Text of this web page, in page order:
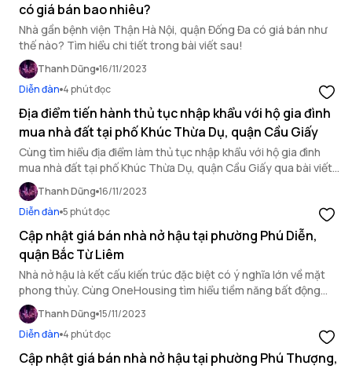
có giá bán bao nhiêu?
Nhà gần bệnh viện Thận Hà Nội, quận Đống Đa có giá bán như
thế nào? Tìm hiểu chi tiết trong bài viết sau!
Thanh Dũng 16/11/2023
Diễn đàn 4 phút đọc
Địa điểm tiến hành thủ tục nhập khẩu với hộ gia đình
mua nhà đất tại phố Khúc Thừa Dụ, quận Cầu Giấy
Cùng tìm hiểu địa điểm làm thủ tục nhập khẩu với hộ gia đình
mua nhà đất tại phố Khúc Thừa Dụ, quận Cầu Giấy qua bài viết
dưới đây.
Thanh Dũng 16/11/2023
Diễn đàn 5 phút đọc
Cập nhật giá bán nhà nở hậu tại phường Phú Diễn,
quận Bắc Từ Liêm
Nhà nở hậu là kết cấu kiến trúc đặc biệt có ý nghĩa lớn về mặt
phong thủy. Cùng OneHousing tìm hiểu tiềm năng bất động
sản quận Bắc Từ Liêm cùng giá bán nhà nở hậu phường Phú
Diễn trong bài viết dưới đây.
Thanh Dũng 15/11/2023
Diễn đàn 4 phút đọc
Cập nhật giá bán nhà nở hậu tại phường Phú Thượng,